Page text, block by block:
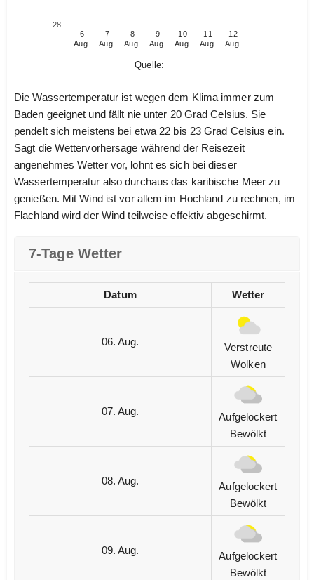
6
Aug.
7
Aug.
8
Aug.
9
Aug.
10
Aug.
11
Aug.
12
Aug.
28
Quelle:
Die Wassertemperatur ist wegen dem Klima immer zum
Baden geeignet und fällt nie unter 20 Grad Celsius. Sie
pendelt sich meistens bei etwa 22 bis 23 Grad Celsius ein.
Sagt die Wettervorhersage während der Reisezeit
angenehmes Wetter vor, lohnt es sich bei dieser
Wassertemperatur also durchaus das karibische Meer zu
genießen. Mit Wind ist vor allem im Hochland zu rechnen, im
Flachland wird der Wind teilweise effektiv abgeschirmt.
7-Tage Wetter
Datum Wetter
06. Aug.
Verstreute
Wolken
07. Aug.
Aufgelockert
Bewölkt
08. Aug.
Aufgelockert
Bewölkt
09. Aug.
Aufgelockert
Bewölkt